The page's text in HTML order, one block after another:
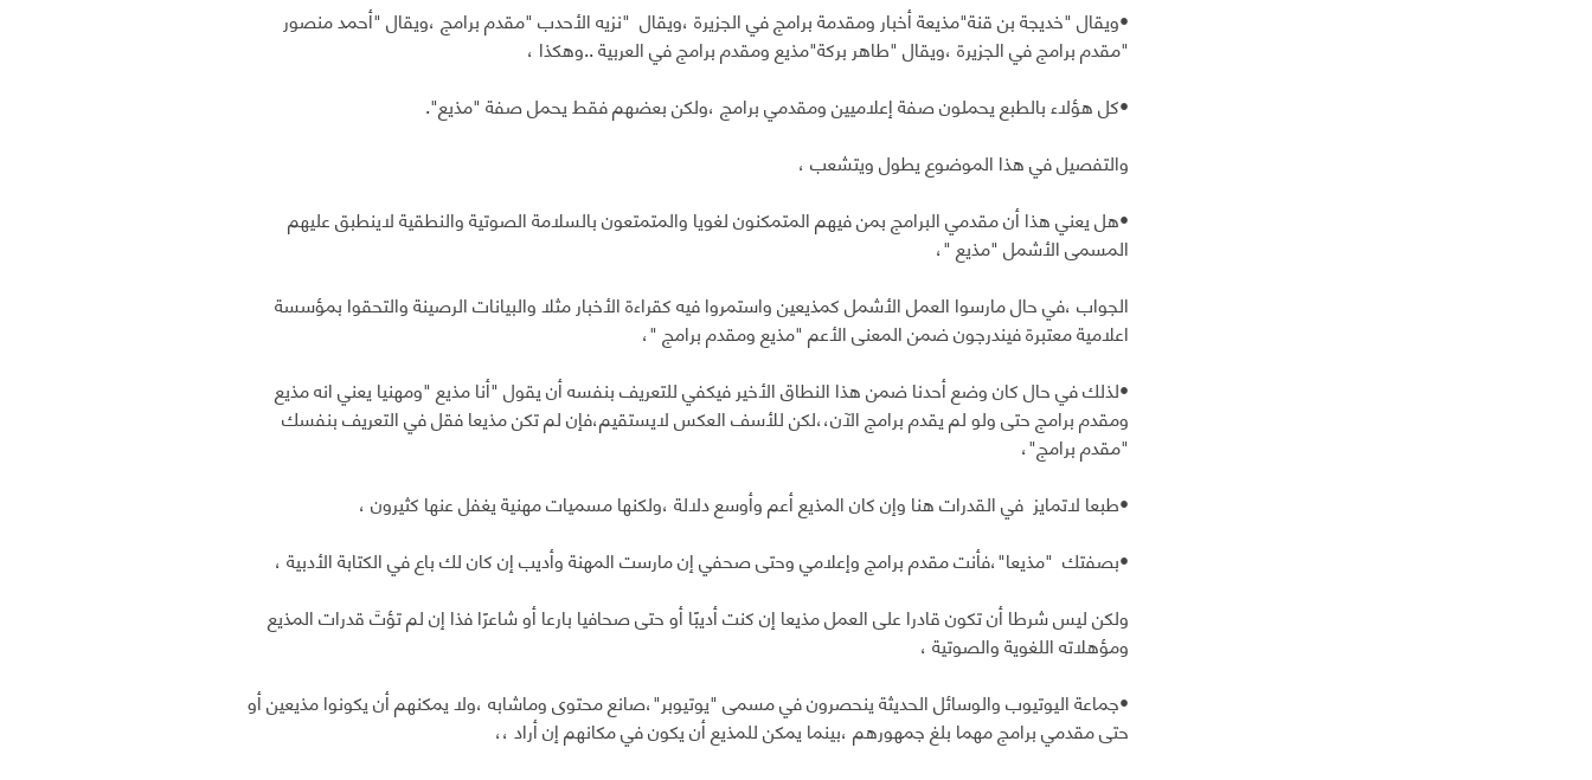
•ويقال "خديجة بن قنة"مذيعة أخبار ومقدمة برامج في الجزيرة ،ويقال "نزيه الأحدب "مقدم برامج ،ويقال "أحمد منصور
"مقدم برامج في الجزيرة ،ويقال "طاهر بركة"مذيع ومقدم برامج في العربية ..وهكذا ،
•كل هؤلاء بالطبع يحملون صفة إعلاميين ومقدمي برامج ،ولكن بعضهم فقط يحمل صفة "مذيع".
والتفصيل في هذا الموضوع يطول ويتشعب ،
•هل يعني هذا أن مقدمي البرامج بمن فيهم المتمكنون لغويا والمتمتعون بالسلامة الصوتية والنطقية لاينطبق عليهم
المسمى الأشمل "مذيع "،
الجواب ،في حال مارسوا العمل الأشمل كمذيعين واستمروا فيه كقراءة الأخبار مثلا والبيانات الرصينة والتحقوا بمؤسسة
اعلامية معتبرة فيندرجون ضمن المعنى الأعم "مذيع ومقدم برامج "،
•لذلك في حال كان وضع أحدنا ضمن هذا النطاق الأخير فيكفي للتعريف بنفسه أن يقول "أنا مذيع "ومهنيا يعني انه مذيع
ومقدم برامج حتى ولو لم يقدم برامج الآن،،لكن للأسف العكس لايستقيم،فإن لم تكن مذيعا فقل في التعريف بنفسك
"مقدم برامج"،
•طبعا لاتمايز في القدرات هنا وإن كان المذيع أعم وأوسع دلالة ،ولكنها مسميات مهنية يغفل عنها كثيرون ،
•بصفتك "مذيعا"،فأنت مقدم برامج وإعلامي وحتى صحفي إن مارست المهنة وأديب إن كان لك باع في الكتابة الأدبية ،
ولكن ليس شرطا أن تكون قادرا على العمل مذيعا إن كنت أديبًا أو حتى صحافيا بارعا أو شاعرًا فذا إن لم تؤتَ قدرات المذيع
ومؤهلاته اللغوية والصوتية ،
•جماعة اليوتيوب والوسائل الحديثة ينحصرون في مسمى "يوتيوبر"،صانع محتوى وماشابه ،ولا يمكنهم أن يكونوا مذيعين أو
حتى مقدمي برامج مهما بلغ جمهورهم ،بينما يمكن للمذيع أن يكون في مكانهم إن أراد ،،